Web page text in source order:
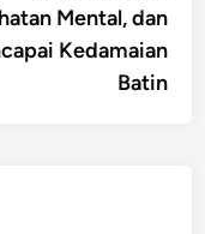
Mental, dan
Kedamaian
Batin